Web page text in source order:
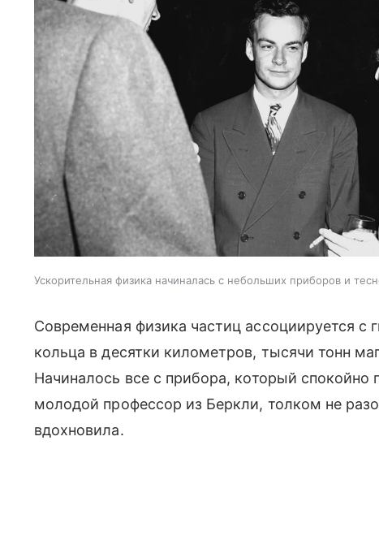
Ускорительная физика начиналась с небольших приборов и
Современная физика частиц ассоциируется
кольца в десятки километров, тысячи тонн
Начиналось все с прибора, который
молодой профессор из Беркли, толком не
вдохновила.